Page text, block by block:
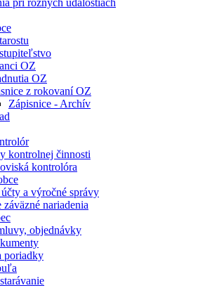
pri rôznych udalostiach
OZ
OZ
z rokovaní OZ
Zápisnice - Archív
kontrolnej činnosti
kontrolóra
a výročné správy
záväzné nariadenia
objednávky
poriadky